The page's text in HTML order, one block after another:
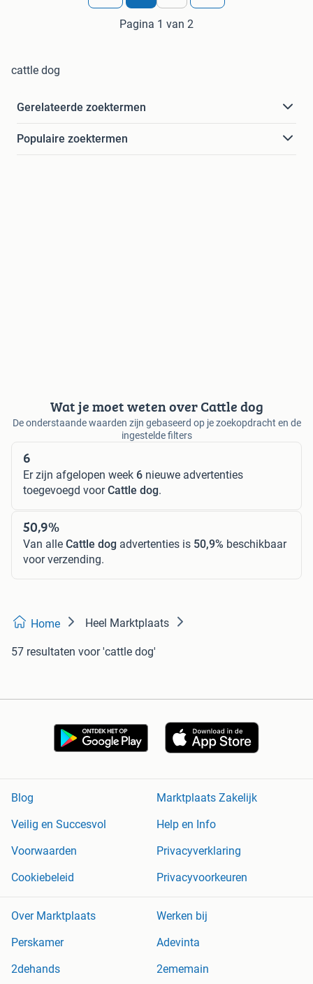
Pagina 1 van 2
cattle dog
Gerelateerde zoektermen
Populaire zoektermen
Wat je moet weten over Cattle dog
De onderstaande waarden zijn gebaseerd op je zoekopdracht en de
ingestelde filters
6
Er zijn afgelopen week 6 nieuwe advertenties
toegevoegd voorCattle dog.
50,9%
Van alle Cattle dog advertenties is 50,9% beschikbaar
voor verzending.
Home Heel Marktplaats
57 resultaten voor 'cattle dog'
Blog
Marktplaats Zakelijk
Veilig en Succesvol
Help en Info
Voorwaarden
Privacyverklaring
Cookiebeleid
Privacyvoorkeuren
Over Marktplaats
Werken bij
Perskamer
Adevinta
2dehands
2ememain